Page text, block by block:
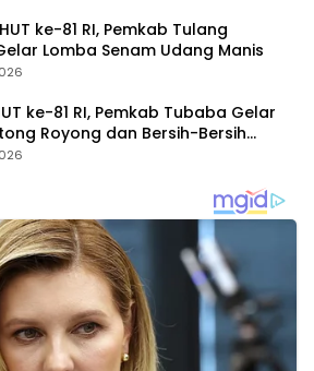
ke-81 RI, Pemkab Tulang
Lomba Senam Udang Manis
ke-81 RI, Pemkab Tubaba Gelar
Royong dan Bersih-Bersih